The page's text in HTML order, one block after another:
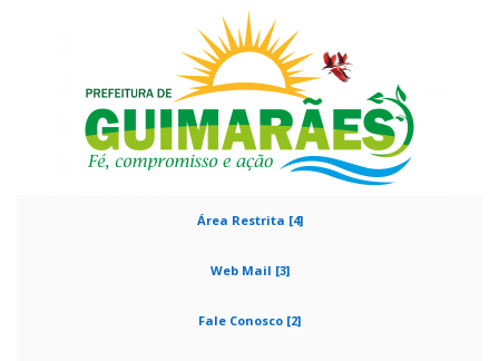
Área Restrita [4]
Web Mail [3]
Fale Conosco [2]